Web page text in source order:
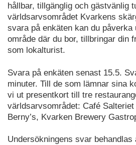
hållbar, tillgänglig och gästvänlig
världsarvsområdet Kvarkens
svara på enkäten kan du påverka
område där du bor, tillbringar din
som lokalturist.
Svara på enkäten senast 15.5.
minuter. Till de som lämnar sina
vi ut presentkort till tre
världsarvsområdet: Café Salteriet
Berny’s, Kvarken Brewery
Undersökningens svar behandlas